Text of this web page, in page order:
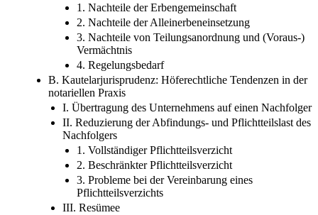
1. Nachteile der Erbengemeinschaft
2. Nachteile der Alleinerbeneinsetzung
3. Nachteile von Teilungsanordnung und (Voraus-)
Vermächtnis
4. Regelungsbedarf
B. Kautelarjurisprudenz: Höferechtliche Tendenzen in der
notariellen Praxis
I. Übertragung des Unternehmens auf einen Nachfolger
II. Reduzierung der Abfindungs- und Pflichtteilslast des
Nachfolgers
1. Vollständiger Pflichtteilsverzicht
2. Beschränkter Pflichtteilsverzicht
3. Probleme bei der Vereinbarung eines
Pflichtteilsverzichts
III. Resümee